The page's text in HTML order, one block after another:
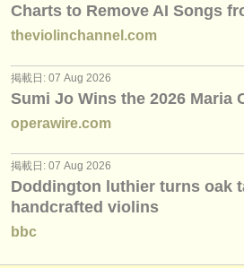
講習会
コンクール
盗まれた楽器
ディレクトリー:
Charts to Remove AI Songs
theviolinchannel.com
掲載日: 07 Aug 2026
Sumi Jo Wins the 2026 Maria
operawire.com
掲載日: 07 Aug 2026
Doddington luthier turns oak
handcrafted violins
bbc